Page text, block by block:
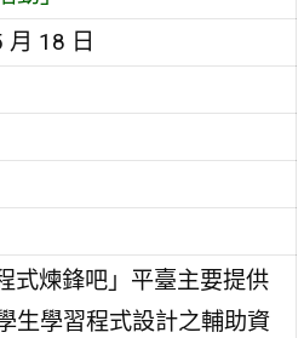
月 18 日
式煉鋒吧」平臺主要提供
生學習程式設計之輔助資